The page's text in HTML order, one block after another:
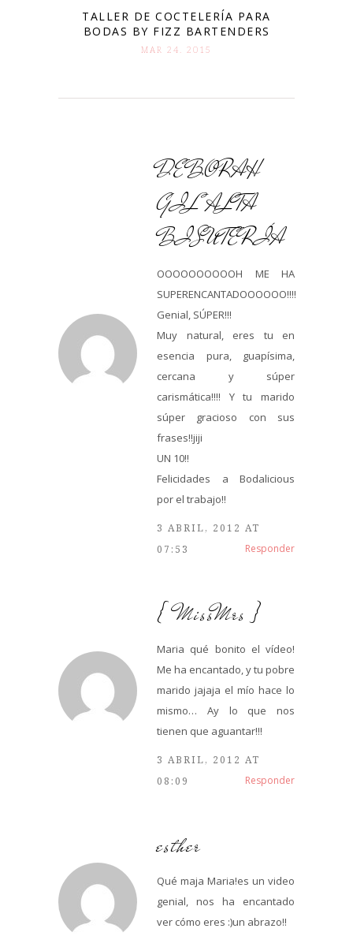
TALLER DE COCTELERÍA PARA
BODAS BY FIZZ BARTENDERS
MAR 24. 2015
DEBORAH
GIL ALTA
BISUTERÍA
OOOOOOOOOOH ME HA
SUPERENCANTADOOOOOO!!!!
Genial, SÚPER!!!
Muy natural, eres tu en
esencia pura, guapísima,
cercana y súper
carismática!!!! Y tu marido
súper gracioso con sus
frases!!jiji
UN 10!!
Felicidades a Bodalicious
por el trabajo!!
3 ABRIL, 2012 AT
07:53
Responder
{ MissMrs }
Maria qué bonito el vídeo!
Me ha encantado, y tu pobre
marido jajaja el mío hace lo
mismo… Ay lo que nos
tienen que aguantar!!!
3 ABRIL, 2012 AT
08:09
Responder
esther
Qué maja Maria!es un video
genial, nos ha encantado
ver cómo eres :)un abrazo!!